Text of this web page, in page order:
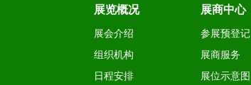
展览概况
展会介绍
组织机构
日程安排
展商中心
参展预登记
展商服务
展位示意图